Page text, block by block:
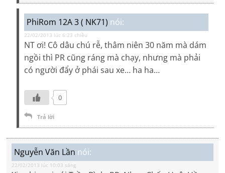
PhiRom 12A 3 ( NK71) nói:
22/02/2013 lúc 6:23 chiều
NT ơi! Cô dâu chú rễ, thâm niên 30 năm mà dám
ngồi thì PR cũng ráng mà chạy, nhưng mà phải
có người đẩy ở phái sau xe… ha ha…
0
Trả lời
Nguyễn Văn Lần nói:
22/02/2013 lúc 10:03 sáng